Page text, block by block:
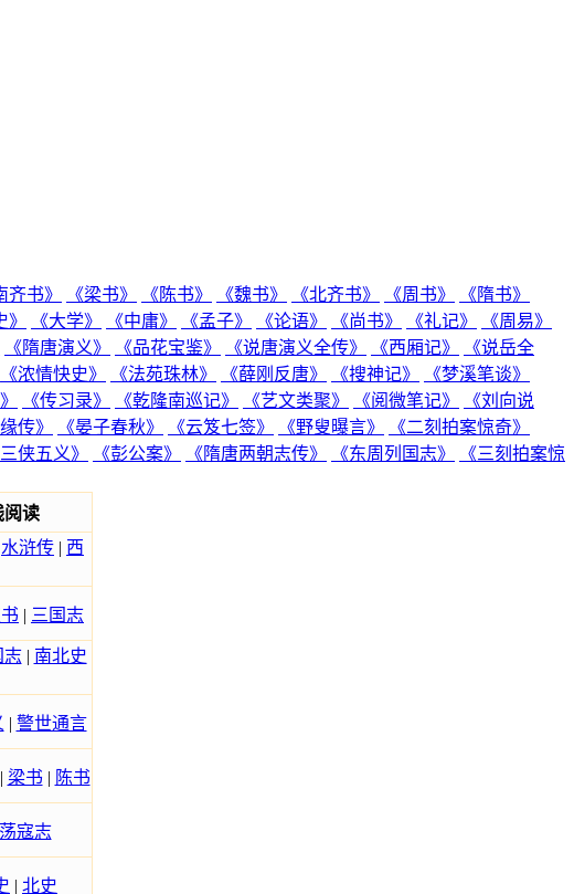
齐书》 《梁书》 《陈书》 《魏书》 《北齐书》 《周书》
《隋书》
》 《大学》 《中庸》 《孟子》 《论语》 《尚书》 《礼记》
《周易》
《隋唐演义》 《品花宝鉴》 《说唐演义全传》 《西厢记》
《说岳全
《浓情快史》 《法苑珠林》 《薛刚反唐》 《搜神记》
《梦溪笔谈》
《传习录》 《乾隆南巡记》 《艺文类聚》 《阅微笔记》
《刘向说
传》 《晏子春秋》 《云笈七签》 《野叟曝言》
《二刻拍案惊奇》
三侠五义》 《彭公案》 《隋唐两朝志传》 《东周列国志》
《三刻拍案惊
阅读
水浒传 | 西
| 三国志
志| 南北史
| 警世通言
| 梁书 | 陈书
荡寇志
| 北史